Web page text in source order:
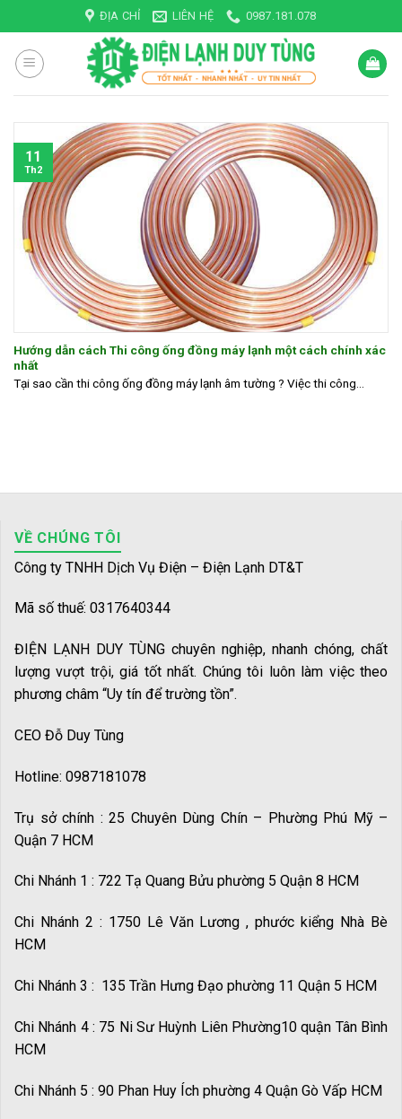
to
content
ĐỊA CHỈ LIÊN HỆ 0987.181.078
Hướng dẫn cách Thi công ống đồng máy lạnh một cách chính xác
nhất
Tại sao cần thi công ống đồng máy lạnh âm tường ? Việc thi công...
11
Th2
VỀ CHÚNG TÔI
Công ty TNHH Dịch Vụ Điện – Điện Lạnh DT&T
Mã số thuế: 0317640344
ĐIỆN LẠNH DUY TÙNG chuyên nghiệp, nhanh chóng, chất
lượng vượt trội, giá tốt nhất. Chúng tôi luôn làm việc theo
phương châm “Uy tín để trường tồn”.
CEO Đỗ Duy Tùng
Hotline: 0987181078
Trụ sở chính : 25 Chuyên Dùng Chín – Phường Phú Mỹ –
Quận 7 HCM
Chi Nhánh 1 : 722 Tạ Quang Bửu phường 5 Quận 8 HCM
Chi Nhánh 2 : 1750 Lê Văn Lương , phước kiểng Nhà Bè
HCM
Chi Nhánh 3 : 135 Trần Hưng Đạo phường 11 Quận 5 HCM
Chi Nhánh 4 : 75 Ni Sư Huỳnh Liên Phường10 quận Tân Bình
HCM
Chi Nhánh 5 : 90 Phan Huy Ích phường 4 Quận Gò Vấp HCM